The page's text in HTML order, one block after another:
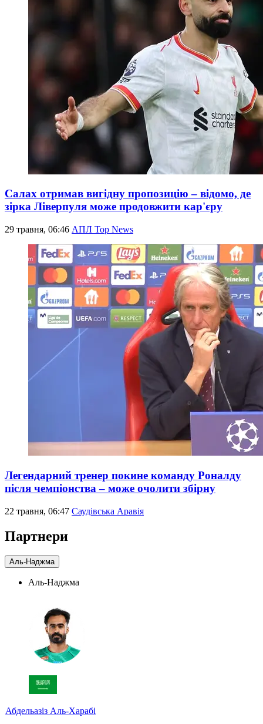
Салах отримав вигідну пропозицію – відомо, де
зірка Ліверпуля може продовжити кар'єру
29 травня, 06:46 АПЛ Top News
Легендарний тренер покине команду Роналду
після чемпіонства – може очолити збірну
22 травня, 06:47 Саудівська Аравія
Партнери
Аль-Наджма
Аль-Наджма
Абдельазіз Аль-Харабі